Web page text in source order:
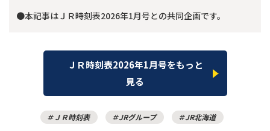
●本記事はＪＲ時刻表2026年1月号との共同企画です。
ＪＲ時刻表2026年1月号をもっと
見る
ＪＲ時刻表 JRグループ JR北海道